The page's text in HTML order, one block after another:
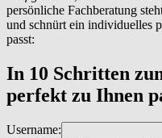
persönliche Fachberatung
und schnürt ein individuelles
passt:
In 10 Schritten
perfekt zu Ihnen
Username: